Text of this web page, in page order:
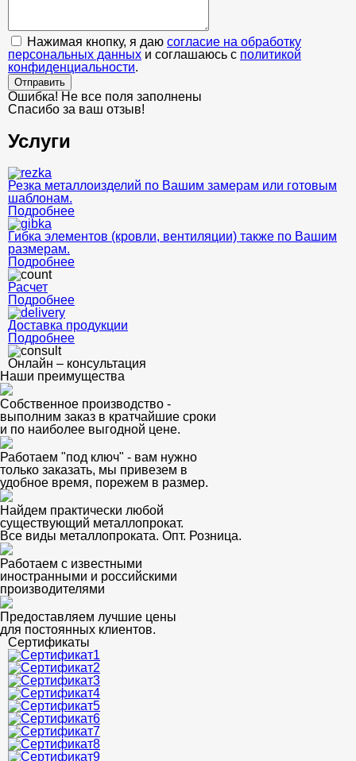
Нажимая кнопку, я даю согласие на обработку
персональных данных и соглашаюсь с политикой
конфиденциальности.
Отправить
Ошибка! Не все поля заполнены
Спасибо за ваш отзыв!
Услуги
Резка металлоизделий по Вашим замерам или готовым
шаблонам.
Подробнее
Гибка элементов (кровли, вентиляции) также по Вашим
размерам.
Подробнее
Расчет
Подробнее
Доставка продукции
Подробнее
Онлайн – консультация
Наши преимущества
Собственное производство -
выполним заказ в кратчайшие сроки
и по наиболее выгодной цене.
Работаем "под ключ" - вам нужно
только заказать, мы привезем в
удобное время, порежем в размер.
Найдем практически любой
существующий металлопрокат.
Все виды металлопроката. Опт. Розница.
Работаем с известными
иностранными и российскими
производителями
Предоставляем лучшие цены
для постоянных клиентов.
Сертификаты